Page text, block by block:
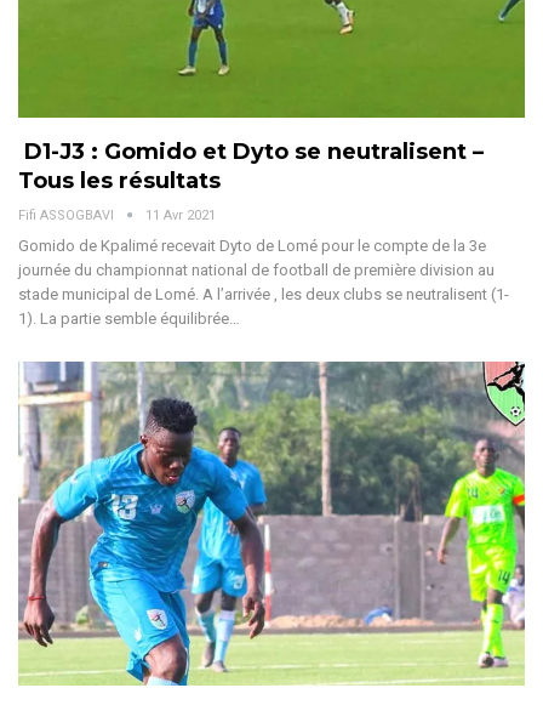
D1-J3 : Gomido et Dyto se neutralisent –
Tous les résultats
Fifi ASSOGBAVI 11 Avr 2021
Gomido de Kpalimé recevait Dyto de Lomé pour le compte de la 3e
journée du championnat national de football de première division au
stade municipal de Lomé. A l’arrivée , les deux clubs se neutralisent (1-
1). La partie semble équilibrée…